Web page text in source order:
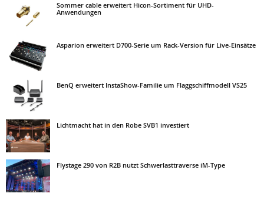
Sommer cable erweitert Hicon-Sortiment für UHD-
Anwendungen
Asparion erweitert D700-Serie um Rack-Version für Live-Einsätze
BenQ erweitert InstaShow-Familie um Flaggschiffmodell VS25
Lichtmacht hat in den Robe SVB1 investiert
Flystage 290 von R2B nutzt Schwerlasttraverse iM-Type